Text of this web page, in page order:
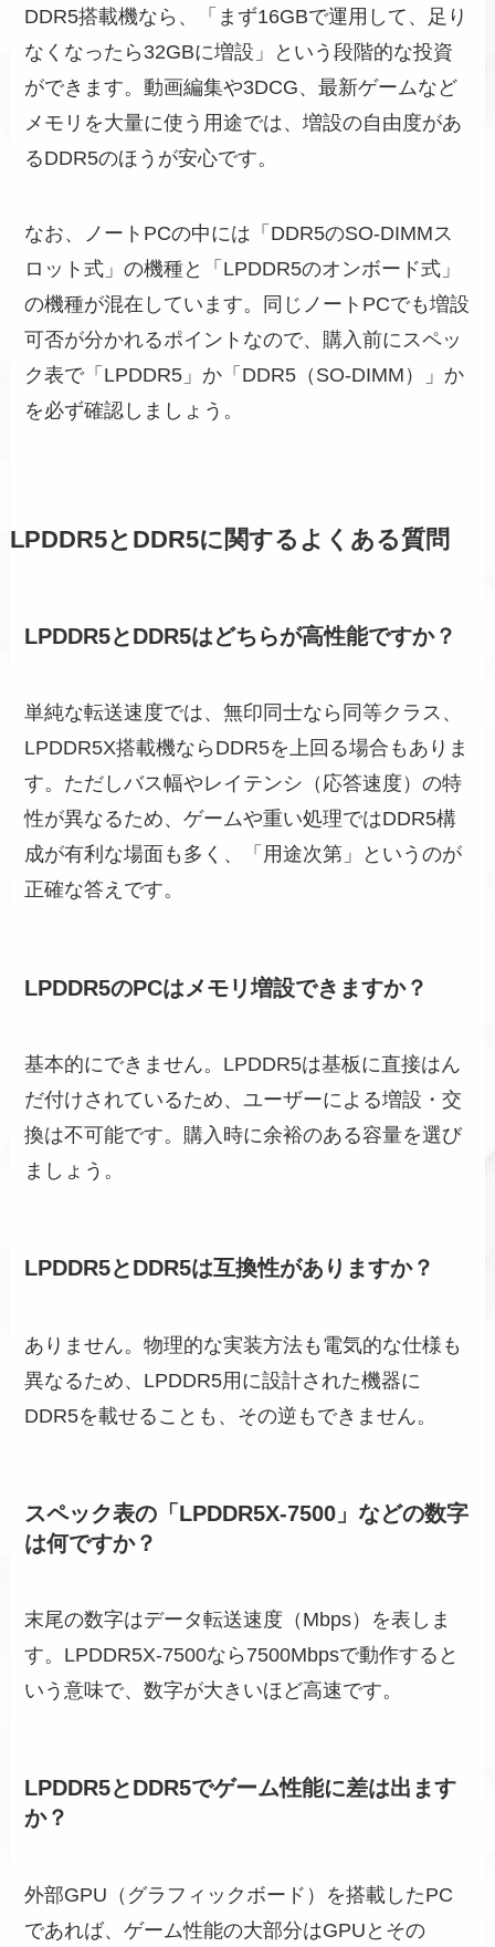
DDR5搭載機なら、「まず16GBで運用して、足り
なくなったら32GBに増設」という段階的な投資
ができます。動画編集や3DCG、最新ゲームなど
メモリを大量に使う用途では、増設の自由度があ
るDDR5のほうが安心です。
なお、ノートPCの中には「DDR5のSO-DIMMス
ロット式」の機種と「LPDDR5のオンボード式」
の機種が混在しています。同じノートPCでも増設
可否が分かれるポイントなので、購入前にスペッ
ク表で「LPDDR5」か「DDR5（SO-DIMM）」か
を必ず確認しましょう。
LPDDR5とDDR5に関するよくある質問
LPDDR5とDDR5はどちらが高性能ですか？
単純な転送速度では、無印同士なら同等クラス、
LPDDR5X搭載機ならDDR5を上回る場合もありま
す。ただしバス幅やレイテンシ（応答速度）の特
性が異なるため、ゲームや重い処理ではDDR5構
成が有利な場面も多く、「用途次第」というのが
正確な答えです。
LPDDR5のPCはメモリ増設できますか？
基本的にできません。LPDDR5は基板に直接はん
だ付けされているため、ユーザーによる増設・交
換は不可能です。購入時に余裕のある容量を選び
ましょう。
LPDDR5とDDR5は互換性がありますか？
ありません。物理的な実装方法も電気的な仕様も
異なるため、LPDDR5用に設計された機器に
DDR5を載せることも、その逆もできません。
スペック表の「LPDDR5X-7500」などの数字
は何ですか？
末尾の数字はデータ転送速度（Mbps）を表しま
す。LPDDR5X-7500なら7500Mbpsで動作すると
いう意味で、数字が大きいほど高速です。
LPDDR5とDDR5でゲーム性能に差は出ます
か？
外部GPU（グラフィックボード）を搭載したPC
であれば、ゲーム性能の大部分はGPUとその